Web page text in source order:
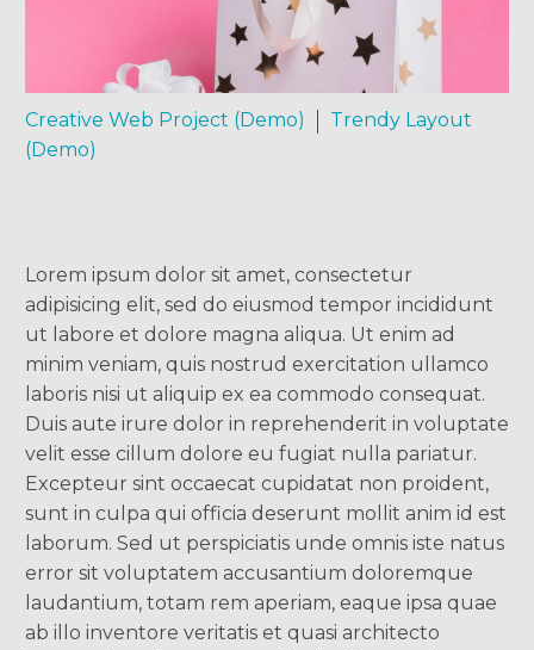
Creative Web Project (Demo)
Trendy Layout
(Demo)
Lorem ipsum dolor sit amet, consectetur
adipisicing elit, sed do eiusmod tempor incididunt
ut labore et dolore magna aliqua. Ut enim ad
minim veniam, quis nostrud exercitation ullamco
laboris nisi ut aliquip ex ea commodo consequat.
Duis aute irure dolor in reprehenderit in voluptate
velit esse cillum dolore eu fugiat nulla pariatur.
Excepteur sint occaecat cupidatat non proident,
sunt in culpa qui officia deserunt mollit anim id est
laborum. Sed ut perspiciatis unde omnis iste natus
error sit voluptatem accusantium doloremque
laudantium, totam rem aperiam, eaque ipsa quae
ab illo inventore veritatis et quasi architecto